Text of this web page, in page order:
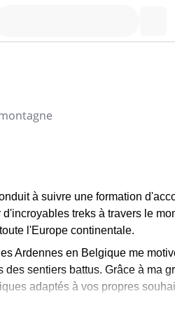
à suivre une formation
treks à travers le
l'Europe continentale.
Ardennes en Belgique me
sentiers battus. Grâce à ma
adaptés à vos propres